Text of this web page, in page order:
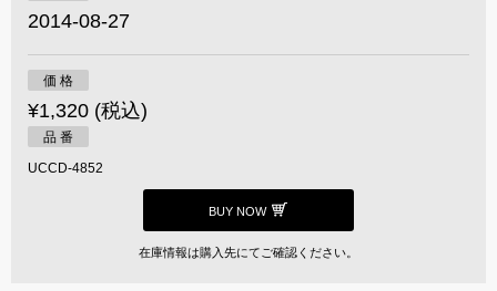
2014-08-27
価 格
¥1,320 (税込)
品 番
UCCD-4852
BUY NOW
在庫情報は購入先にてご確認ください。